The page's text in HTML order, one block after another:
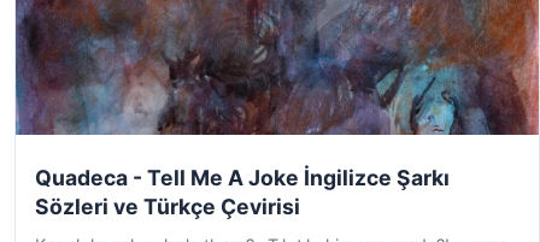
Quadeca - Tell Me A Joke İngilizce Şarkı
Sözleri ve Türkçe Çevirisi